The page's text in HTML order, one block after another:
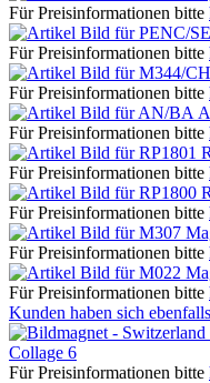
Für Preisinformationen bitte
Für Preisinformationen bitte
Für Preisinformationen bitte
Für Preisinformationen bitte
Für Preisinformationen bitte
Für Preisinformationen bitte
Für Preisinformationen bitte
Für Preisinformationen bitte
Kunden haben sich
Collage 6
Für Preisinformationen bitte